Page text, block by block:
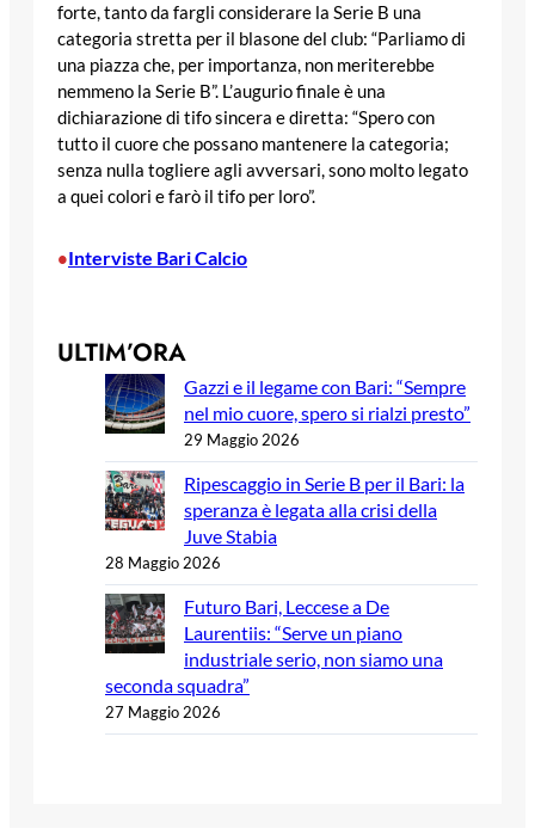
forte, tanto da fargli considerare la Serie B una
categoria stretta per il blasone del club: “Parliamo di
una piazza che, per importanza, non meriterebbe
nemmeno la Serie B”. L’augurio finale è una
dichiarazione di tifo sincera e diretta: “Spero con
tutto il cuore che possano mantenere la categoria;
senza nulla togliere agli avversari, sono molto legato
a quei colori e farò il tifo per loro”.
•Interviste Bari Calcio
ULTIM’ORA
Gazzi e il legame con Bari: “Sempre
nel mio cuore, spero si rialzi presto”
29 Maggio 2026
Ripescaggio in Serie B per il Bari: la
speranza è legata alla crisi della
Juve Stabia
28 Maggio 2026
Futuro Bari, Leccese a De
Laurentiis: “Serve un piano
industriale serio, non siamo una
seconda squadra”
27 Maggio 2026